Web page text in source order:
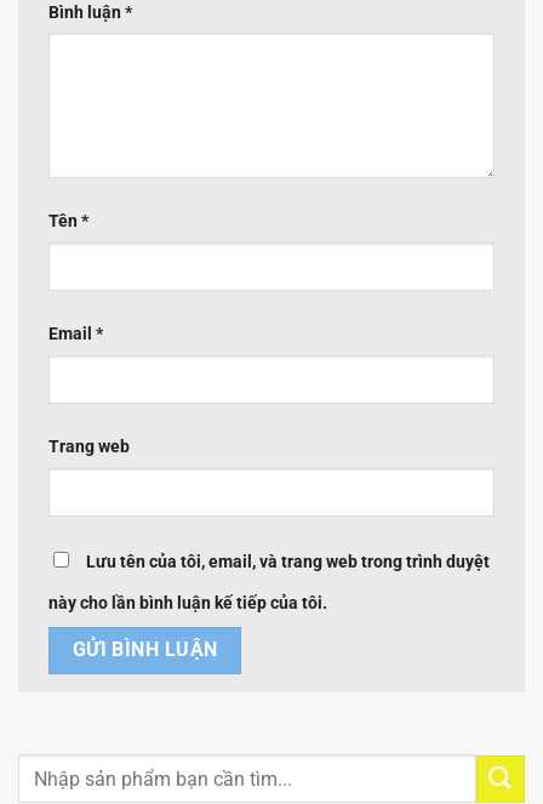
Bình luận *
Tên *
Email *
Trang web
Lưu tên của tôi, email, và trang web trong trình duyệt
này cho lần bình luận kế tiếp của tôi.